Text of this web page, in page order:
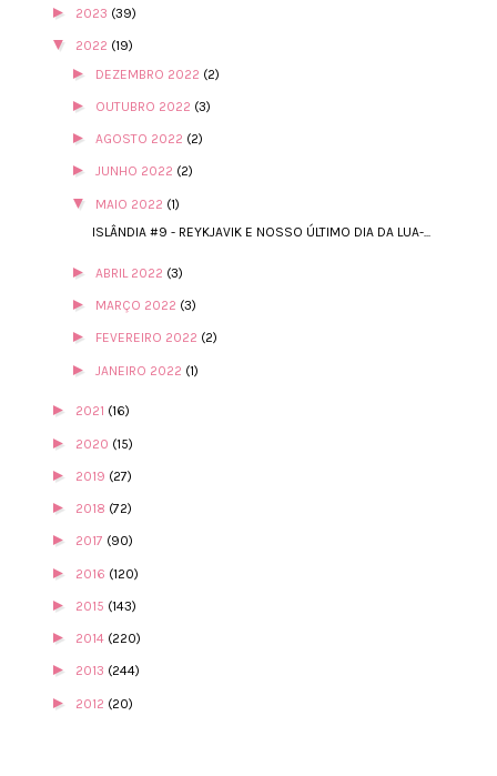
► 2023 (39)
▼ 2022 (19)
► DEZEMBRO 2022 (2)
► OUTUBRO 2022 (3)
► AGOSTO 2022 (2)
► JUNHO 2022 (2)
▼ MAIO 2022 (1)
ISLÂNDIA #9 - REYKJAVIK E NOSSO ÚLTIMO DIA DA LUA-...
► ABRIL 2022 (3)
► MARÇO 2022 (3)
► FEVEREIRO 2022 (2)
► JANEIRO 2022 (1)
► 2021 (16)
► 2020 (15)
► 2019 (27)
► 2018 (72)
► 2017 (90)
► 2016 (120)
► 2015 (143)
► 2014 (220)
► 2013 (244)
► 2012 (20)